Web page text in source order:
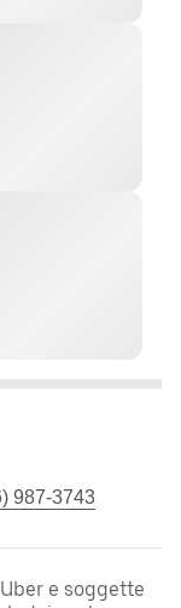
987-3743
e soggette